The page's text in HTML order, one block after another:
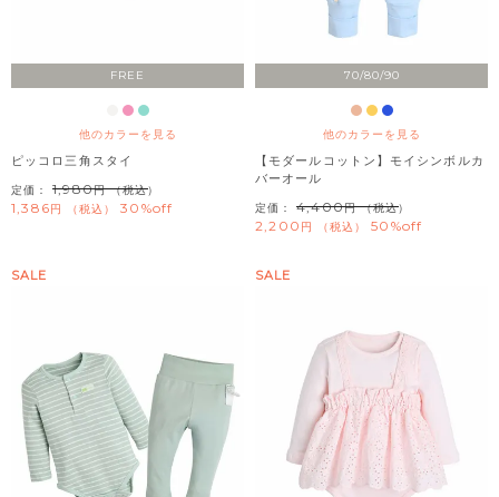
FREE
他のカラーを見る
ピッコロ三角スタイ
定価： 1,980 （税込）
1,386 税込 30%off
70/80/90
他のカラーを見る
【モダールコットン】モイシンボルカ
バーオール
定価： 4,400 （税込）
2,200 税込 50%off
SALE SALE